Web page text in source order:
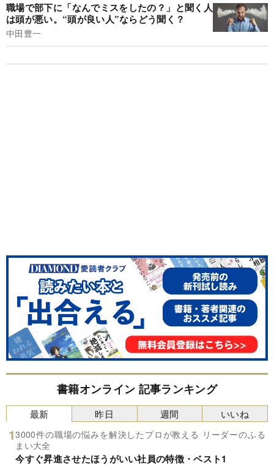
職場で部下に「なんでミスをしたの？」と聞く人
は頭が悪い。“頭が良い人”ならどう聞く？
中田豊一
書籍オンライン 記事ランキング
最新
3000件の職場の悩みを解決したプロが教える リーダーのふる
まい大全
今すぐ昇進させたほうがいい社員の特徴・ベスト1
昨日 週間 いいね